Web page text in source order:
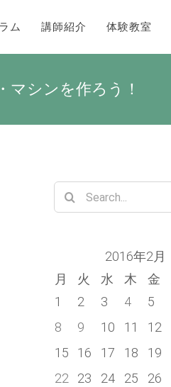
ム 講師紹介 体験教室
マシンを作ろう！
Search
for:
2016年2月
月
火 水 木 金
1
2 3 4 5
8
9 10 11 12
15
16 17 18 19
22
23 24 25 26